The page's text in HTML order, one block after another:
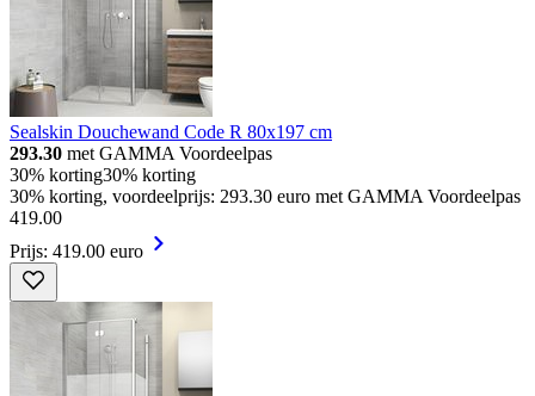
Sealskin Douchewand Code R 80x197 cm
293.30 met GAMMA Voordeelpas
30% korting30% korting
30% korting, voordeelprijs: 293.30 euro met GAMMA Voordeelpas
419.00
Prijs: 419.00 euro